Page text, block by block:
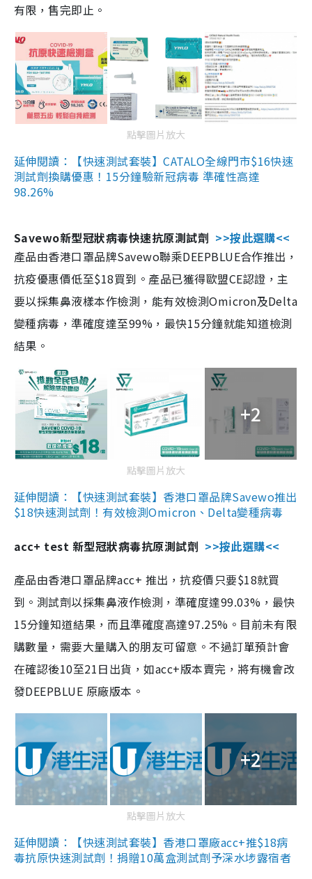
有限，售完即止。
點擊圖片放大
延伸閱讀：【快速測試套裝】CATALO全線門市$16快速
測試劑換購優惠！15分鐘驗新冠病毒 準確性高達
98.26%
Savewo新型冠狀病毒快速抗原測試劑 >>按此選購<<
產品由香港口罩品牌Savewo聯乘DEEPBLUE合作推出，
抗疫優惠價低至$18買到。產品已獲得歐盟CE認證，主
要以採集鼻液樣本作檢測，能有效檢測Omicron及Delta
變種病毒，準確度達至99%，最快15分鐘就能知道檢測
結果。
+2
點擊圖片放大
延伸閱讀：【快速測試套裝】香港口罩品牌Savewo推出
$18快速測試劑！有效檢測Omicron、Delta變種病毒
acc+ test 新型冠狀病毒抗原測試劑 >>按此選購<<
產品由香港口罩品牌acc+ 推出，抗疫價只要$18就買
到。測試劑以採集鼻液作檢測，準確度達99.03%，最快
15分鐘知道結果，而且準確度高達97.25%。目前未有限
購數量，需要大量購入的朋友可留意。不過訂單預計會
在確認後10至21日出貨，如acc+版本賣完，將有機會改
發DEEPBLUE 原廠版本。
+2
點擊圖片放大
延伸閱讀：【快速測試套裝】香港口罩廠acc+推$18病
毒抗原快速測試劑！捐贈10萬盒測試劑予深水埗露宿者